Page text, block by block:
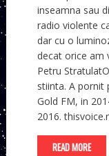
inseamna sau
radio violente
dar cu o
decat orice am
Petru
stiinta. A pornit
Gold FM, in
2016.
READ MORE